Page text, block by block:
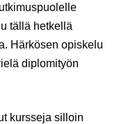
tällä hetkellä
Härkösen opiskelu
diplomityön
kursseja silloin